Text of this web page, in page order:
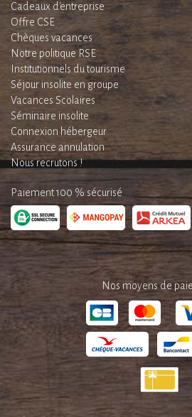
Cadeaux d'entreprise
Offre CSE
Chèques vacances
Notre politique RSE
Institutionnels du tourisme
Séjour insolite en groupe
Vacances Scolaires
Séminaire insolite
Connexion hébergeur
Assurance annulation
Nous recrutons !
Paiement 100 % sécurisé
Nos moyens de